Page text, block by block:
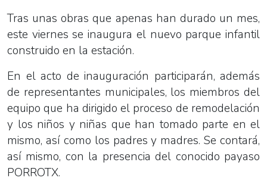
Tras unas obras que apenas han durado un mes,
este viernes se inaugura el nuevo parque infantil
construido en la estación.
En el acto de inauguración participarán, además
de representantes municipales, los miembros del
equipo que ha dirigido el proceso de remodelación
y los niños y niñas que han tomado parte en el
mismo, así como los padres y madres. Se contará,
así mismo, con la presencia del conocido payaso
PORROTX.